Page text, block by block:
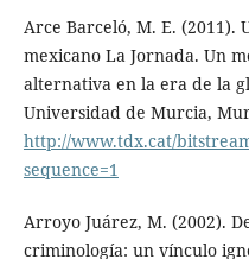
Arce Barceló, M. E. (2011).
mexicano La Jornada. Un
alternativa en la era de la
Universidad de Murcia,
http://www.tdx.cat/
sequence=1
Arroyo Juárez, M. (2002).
criminología: un vínculo